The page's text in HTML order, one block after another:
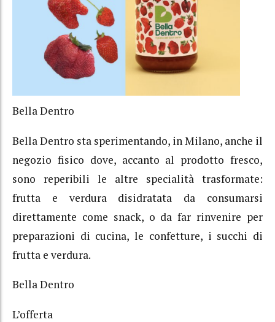
Bella Dentro
Bella Dentro sta sperimentando, in Milano, anche il
negozio fisico dove, accanto al prodotto fresco,
sono reperibili le altre specialità trasformate:
frutta e verdura disidratata da consumarsi
direttamente come snack, o da far rinvenire per
preparazioni di cucina, le confetture, i succhi di
frutta e verdura.
Bella Dentro
L’offerta